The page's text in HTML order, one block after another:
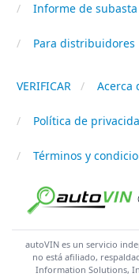
Informe de
Para distribuidores
VERIFICAR Acerca
Política de
Términos y
autoVIN es un servicio
no está afiliado,
Information Solutions,